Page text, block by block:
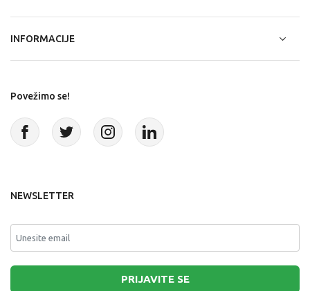
INFORMACIJE
Povežimo se!
NEWSLETTER
PRIJAVITE SE